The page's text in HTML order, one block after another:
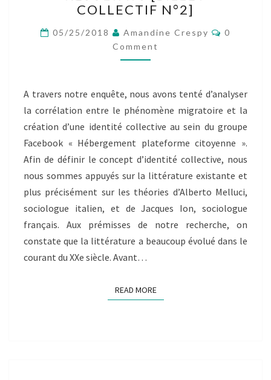
DE
PLATEFORME
PRÉSENTATION
DES
RÉSULTATS
COLLECTIF
N°2]
COLLECTIF N°2]
05/25/2018 Amandine Crespy
0
Comment
A travers notre enquête, nous avons tenté d’analyser
la corrélation entre le phénomène migratoire et la
création d’une identité collective au sein du groupe
Facebook « Hébergement plateforme citoyenne ».
Afin de définir le concept d’identité collective, nous
nous sommes appuyés sur la littérature existante et
plus précisément sur les théories d’Alberto Melluci,
sociologue italien, et de Jacques Ion, sociologue
français. Aux prémisses de notre recherche, on
constate que la littérature a beaucoup évolué dans le
courant du XXe siècle. Avant…
READ MOREREAD MORE